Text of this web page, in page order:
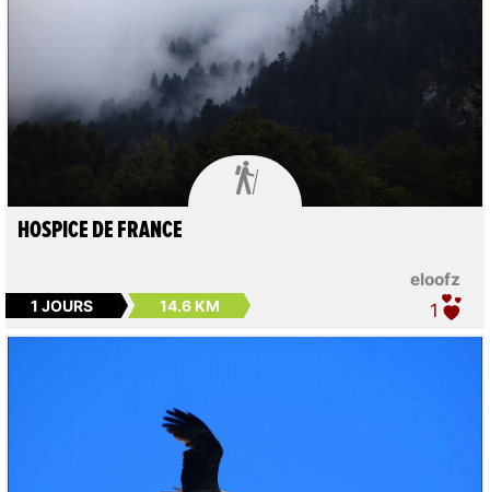

eloofz
HOSPICE DE FRANCE
1 JOURS 14.6 KM 1